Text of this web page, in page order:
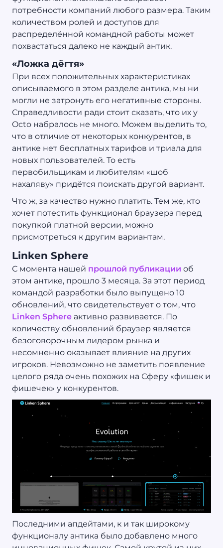
потребности компаний любого размера. Таким
количеством ролей и доступов для
распределённой командной работы может
похвастаться далеко не каждый антик.
«Ложка дёгтя»
При всех положительных характеристиках
описываемого в этом разделе антика, мы ни
могли не затронуть его негативные стороны.
Справедливости ради стоит сказать, что их у
Octo набралось не много. Можем выделить то,
что в отличие от некоторых конкурентов, в
антике нет бесплатных тарифов и триала для
новых пользователей. То есть
первобильщикам и любителям «шоб
нахаляву» придётся поискать другой вариант.
Что ж, за качество нужно платить. Тем же, кто
хочет потестить функционал браузера перед
покупкой платной версии, можно
присмотреться к другим вариантам.
Linken Sphere
С момента нашей прошлой публикации об
этом антике, прошло 3 месяца. За этот период
командой разработки было выпущено 10
обновлений, что свидетельствует о том, что
Linken Sphere активно развивается. По
количеству обновлений браузер является
безоговорочным лидером рынка и
несомненно оказывает влияние на других
игроков. Невозможно не заметить появление
целого ряда очень похожих на Сферу «фишек и
фишечек» у конкурентов.
Последними апдейтами, к и так широкому
функционалу антика было добавлено много